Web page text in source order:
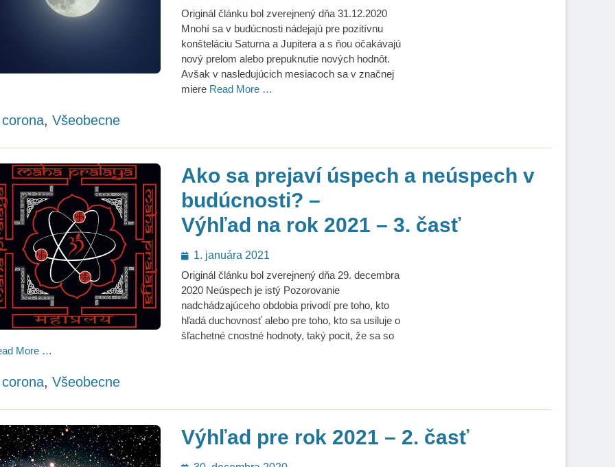
on
Originál článku bol zverejnený dňa 31.12.2020
Mnohí sa v budúcnosti nádejajú pre pozitívnu
konšteláciu Saturna a Jupitera a s ňou očakávajú
nový prelom alebo prepuknutie nových hodnôt.
Avšak v nasledujúcich mesiacoch sa v značnej
miere Read More …
corona, Všeobecne
Ako sa prejaví úspech a neúspech v
budúcnosti? –
Výhľad na rok 2021 – 3. časť
Posted
on
1. januára 2021
Originál článku bol zverejnený dňa 29. decembra
2020 Neúspech je istý Pozorovanie
nadchádzajúceho obdobia privodí pre toho, kto
hľadá duchovnosť alebo pre toho, kto sa usiluje o
šľachetné cnostné hodnoty, taký pocit, že sa so
More …
corona, Všeobecne
Výhľad pre rok 2021 – 2. časť